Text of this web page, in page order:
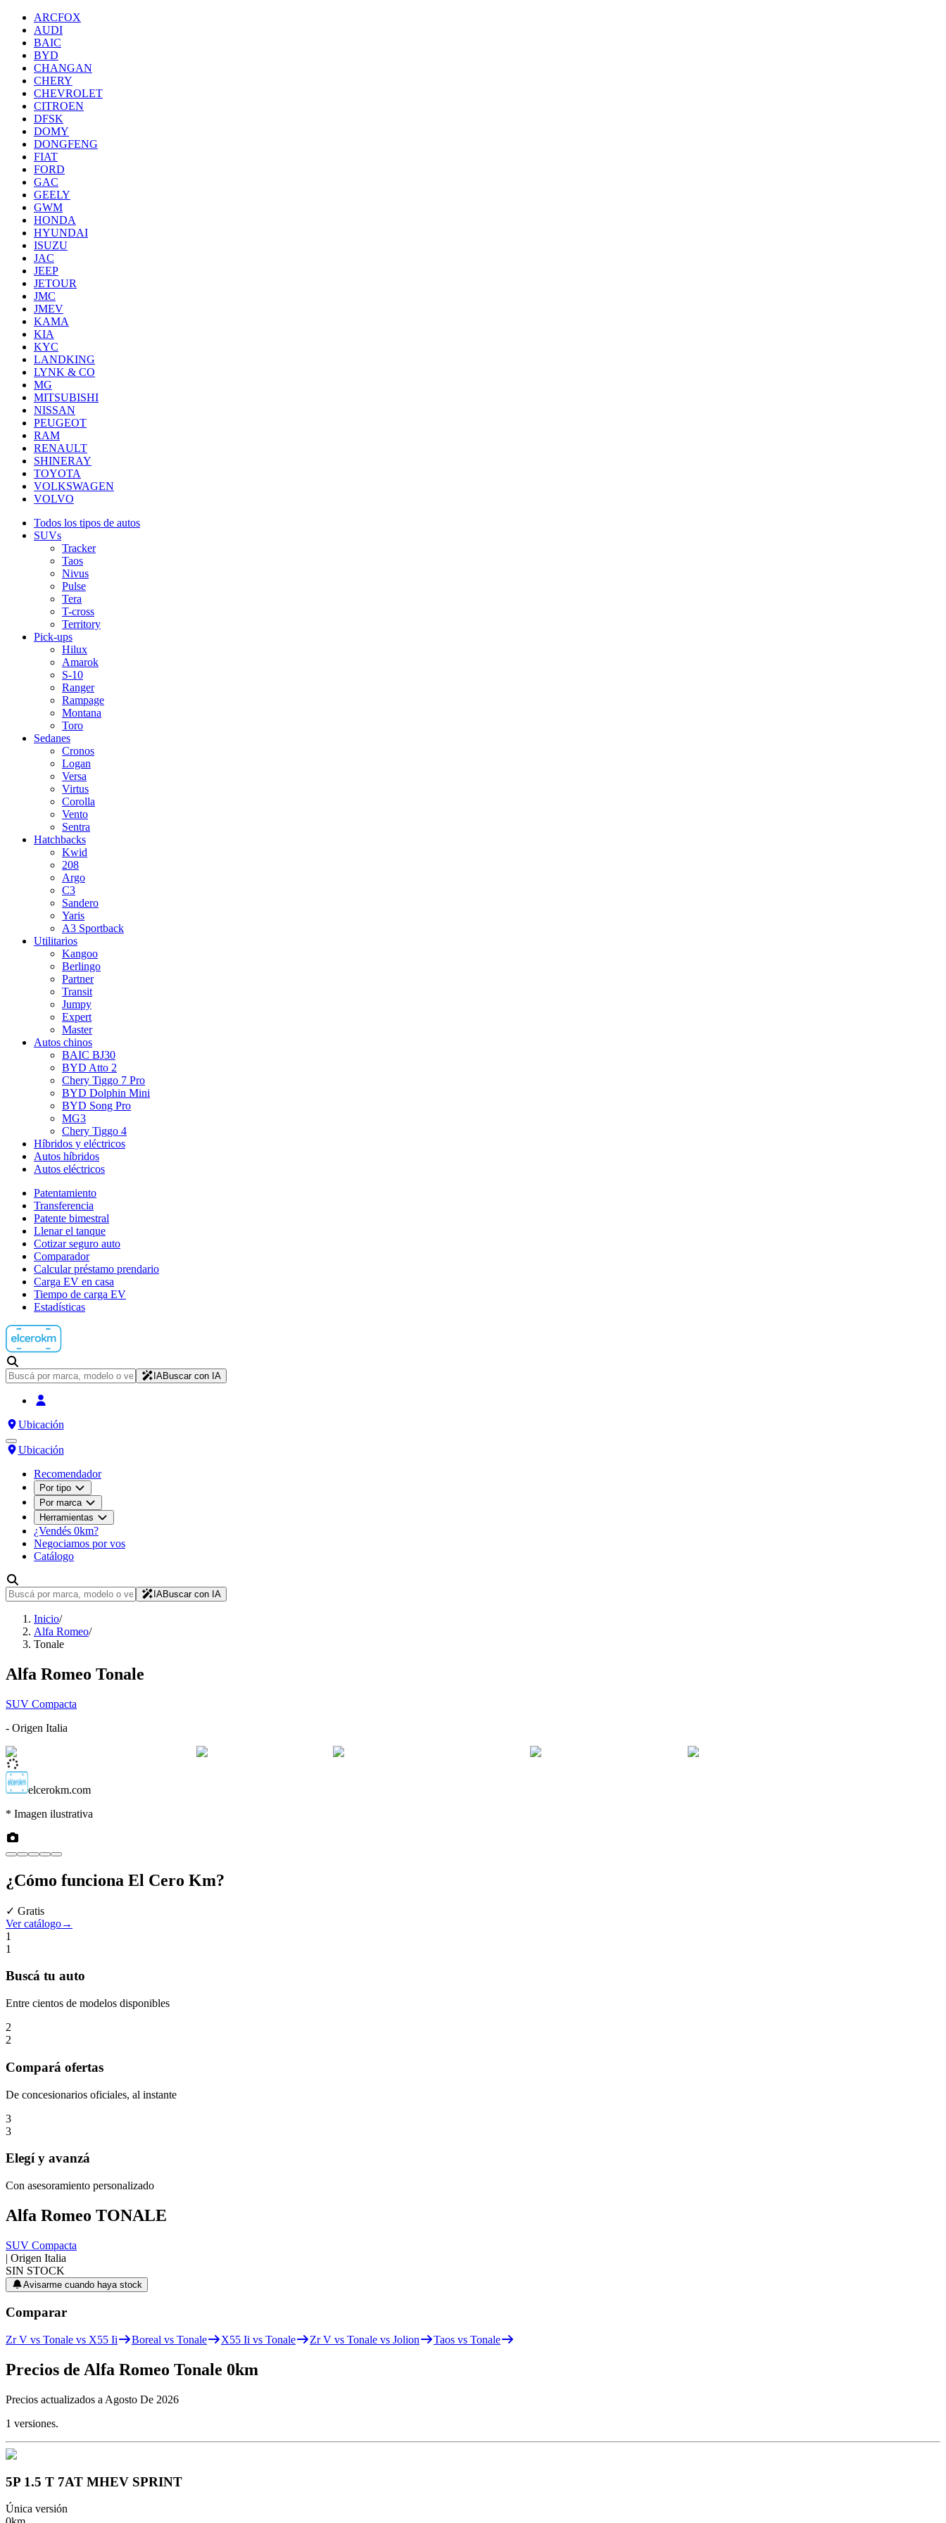
ARCFOX
AUDI
BAIC
BYD
CHANGAN
CHERY
CHEVROLET
CITROEN
DFSK
DOMY
DONGFENG
FIAT
FORD
GAC
GEELY
GWM
HONDA
HYUNDAI
ISUZU
JAC
JEEP
JETOUR
JMC
JMEV
KAMA
KIA
KYC
LANDKING
LYNK & CO
MG
MITSUBISHI
NISSAN
PEUGEOT
RAM
RENAULT
SHINERAY
TOYOTA
VOLKSWAGEN
VOLVO
Todos los tipos de autos
SUVs
Tracker
Taos
Nivus
Pulse
Tera
T-cross
Territory
Pick-ups
Hilux
Amarok
S-10
Ranger
Rampage
Montana
Toro
Sedanes
Cronos
Logan
Versa
Virtus
Corolla
Vento
Sentra
Hatchbacks
Kwid
208
Argo
C3
Sandero
Yaris
A3 Sportback
Utilitarios
Kangoo
Berlingo
Partner
Transit
Jumpy
Expert
Master
Autos chinos
BAIC BJ30
BYD Atto 2
Chery Tiggo 7 Pro
BYD Dolphin Mini
BYD Song Pro
MG3
Chery Tiggo 4
Híbridos y eléctricos
Autos híbridos
Autos eléctricos
Patentamiento
Transferencia
Patente bimestral
Llenar el tanque
Cotizar seguro auto
Comparador
Calcular préstamo prendario
Carga EV en casa
Tiempo de carga EV
Estadísticas
IABuscar con IA
Ubicación
Ubicación
Recomendador
Por tipo
Por marca
Herramientas
¿Vendés 0km?
Negociamos por vos
Catálogo
IABuscar con IA
Inicio/
Alfa Romeo/
Tonale
Alfa Romeo Tonale
SUV Compacta
- Origen Italia
elcerokm.com
* Imagen ilustrativa
¿Cómo funciona El Cero Km?
✓ Gratis
Ver catálogo→
1
1
Buscá tu auto
Entre cientos de modelos disponibles
2
2
Compará ofertas
De concesionarios oficiales, al instante
3
3
Elegí y avanzá
Con asesoramiento personalizado
Alfa Romeo TONALE
SUV Compacta
| Origen Italia
SIN STOCK
Avisarme cuando haya stock
Comparar
Zr V vs Tonale vs X55 Ii Boreal vs Tonale X55 Ii vs Tonale Zr V vs Tonale vs Jolion Taos vs Tonale
Precios de Alfa Romeo Tonale 0km
Precios actualizados a Agosto De 2026
1 versiones.
5P 1.5 T 7AT MHEV SPRINT
Única versión